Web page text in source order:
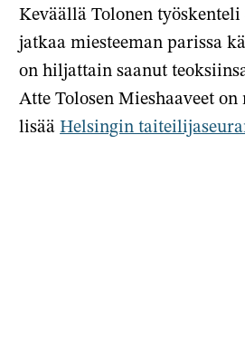
Keväällä Tolonen
jatkaa miesteeman parissa
on hiljattain saanut
Atte Tolosen Mieshaaveet
lisääHelsingin